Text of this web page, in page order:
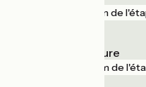
3 km de
Courville-sur-Eure
6 km de